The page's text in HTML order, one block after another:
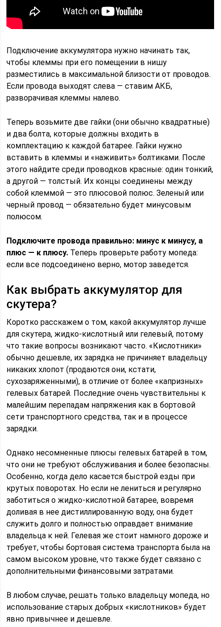
Подключение аккумулятора нужно начинать так,
чтобы клеммы при его помещении в нишу
разместились в максимальной близости от проводов.
Если провода выходят слева — ставим АКБ,
разворачивая клеммы налево.
Теперь возьмите две гайки (они обычно квадратные)
и два болта, которые должны входить в
комплектацию к каждой батарее. Гайки нужно
вставить в клеммы и «наживить» болтиками. После
этого найдите среди проводков красные: один тонкий,
а другой — толстый. Их концы соединены между
собой клеммой — это плюсовой полюс. Зеленый или
черный провод — обязательно будет минусовым
полюсом.
Подключите провода правильно: минус к минусу, а
плюс — к плюсу. Теперь проверьте работу мопеда:
если все подсоединено верно, мотор заведется.
Как выбрать аккумулятор для
скутера?
Коротко расскажем о том, какой аккумулятор лучше
для скутера, жидко-кислотный или гелевый, потому
что такие вопросы возникают часто. «Кислотники»
обычно дешевле, их зарядка не причиняет владельцу
никаких хлопот (продаются они, кстати,
сухозаряженными), в отличие от более «капризных»
гелевых батарей. Последние очень чувствительны к
малейшим перепадам напряжения как в бортовой
сети транспортного средства, так и в процессе
зарядки.
Однако несомненные плюсы гелевых батарей в том,
что они не требуют обслуживания и более безопасны.
Особенно, когда дело касается быстрой езды при
крутых поворотах. Но если не лениться и регулярно
заботиться о жидко-кислотной батарее, вовремя
доливая в нее дистиллированную воду, она будет
служить долго и полностью оправдает внимание
владельца к ней. Гелевая же стоит намного дороже и
требует, чтобы бортовая система транспорта была на
самом высоком уровне, что также будет связано с
дополнительными финансовыми затратами.
В любом случае, решать только владельцу мопеда, но
использование старых добрых «кислотников» будет
явно привычнее и дешевле.